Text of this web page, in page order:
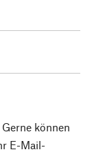
können
E-Mail-